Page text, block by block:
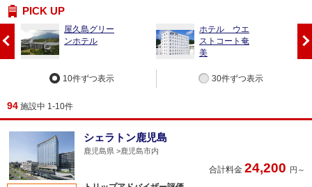
PICK UP
前
へ
次
へ
屋久島グリー
ンホテル
ホテル ウエ
ストコート奄
美
10件ずつ表示 30件ずつ表示
94 施設中 1-10件
シェラトン鹿児島
鹿児島県 鹿児島市内
合計料金 24,200 円～